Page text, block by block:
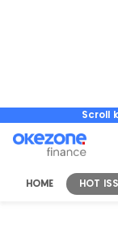
Scroll
HOME HOT